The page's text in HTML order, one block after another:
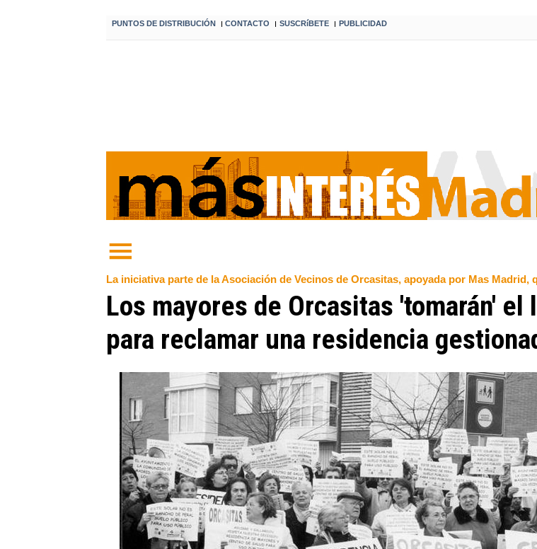
PUNTOS DE DISTRIBUCIÓN I CONTACTO I SUSCRíBETE I PUBLICIDAD
La iniciativa parte de la Asociación de Vecinos de Orcasitas, apoyada por Mas
Los mayores de Orcasitas 'tomarán'
para reclamar una residencia